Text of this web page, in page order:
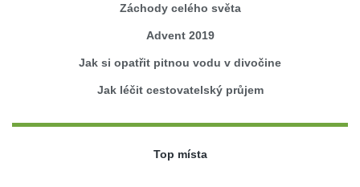
Záchody celého světa
Advent 2019
Jak si opatřit pitnou vodu v divočine
Jak léčit cestovatelský průjem
Top místa